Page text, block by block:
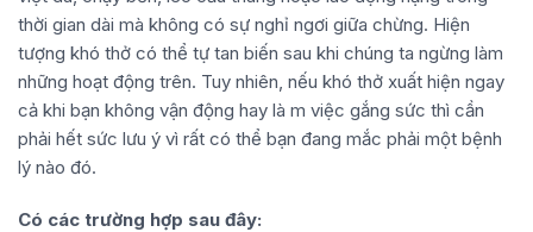
thời gian dài mà không có sự nghỉ ngơi giữa chừng. Hiện
tượng khó thở có thể tự tan biến sau khi chúng ta ngừng làm
những hoạt động trên. Tuy nhiên, nếu khó thở xuất hiện ngay
cả khi bạn không vận động hay là m việc gắng sức thì cần
phải hết sức lưu ý vì rất có thể bạn đang mắc phải một bệnh
lý nào đó.
Có các trường hợp sau đây: